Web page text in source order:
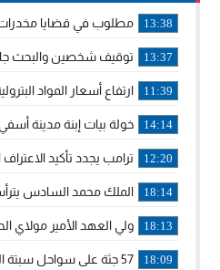
13:38 مطلوب في قضايا مخدرات
13:37 توقيف شخصين والبحث
11:39 ارتفاع أسعار المواد
14:14 خولة بيات إبنة مدينة
12:20 ترامب يجدد تأكيد
18:14 الملك محمد السادس
18:13 ولي العهد الأمير مولاي
18:09 57 جثة على سواحل سبتة المحتلة .. وآلاف المقتحمين يعودون إلى المغرب